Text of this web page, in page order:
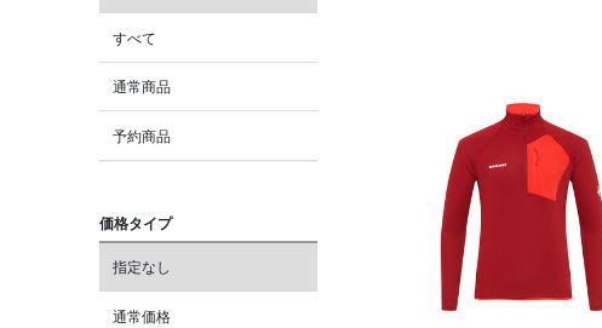
すべて
通常商品
予約商品
価格タイプ
指定なし
通常価格